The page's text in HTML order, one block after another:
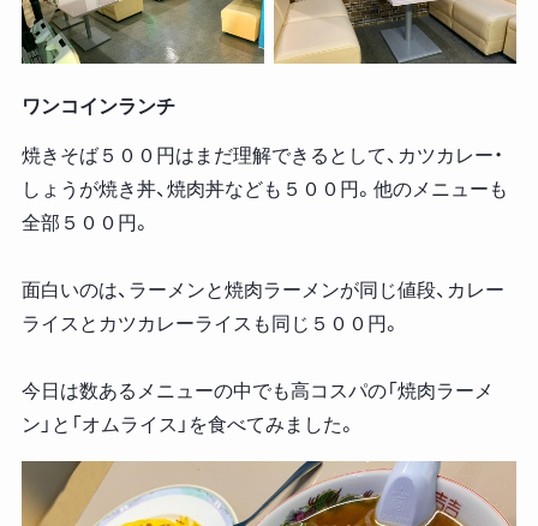
ワンコインランチ
焼きそば５００円はまだ理解できるとして、カツカレー・
しょうが焼き丼、焼肉丼なども５００円。他のメニューも
全部５００円。
面白いのは、ラーメンと焼肉ラーメンが同じ値段、カレー
ライスとカツカレーライスも同じ５００円。
今日は数あるメニューの中でも高コスパの「焼肉ラーメ
ン」と「オムライス」を食べてみました。